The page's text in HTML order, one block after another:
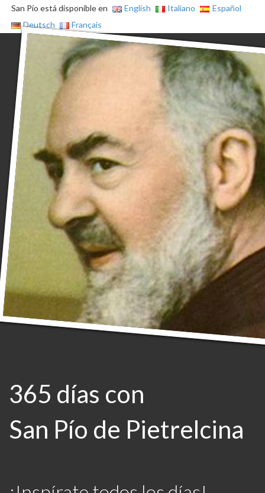
San Pío está disponible en English Italiano
Español
Deutsch
Français
365 días con
San Pío de Pietrelcina